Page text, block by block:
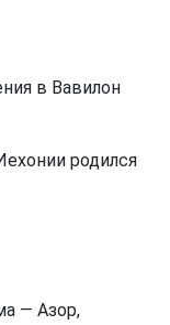
в Вавилон
родился
— Азор,